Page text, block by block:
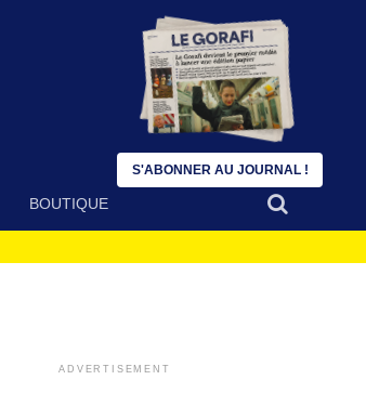
BOUTIQUE
ADVERTISEMENT
S'ABONNER AU JOURNAL !